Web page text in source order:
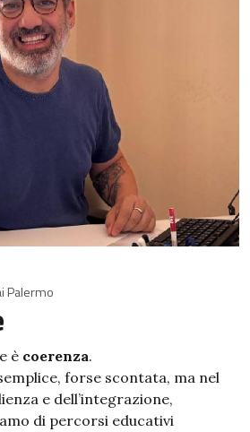
Palermo
è coerenza.
forse scontata, ma nel
e dell’integrazione,
di percorsi educativi